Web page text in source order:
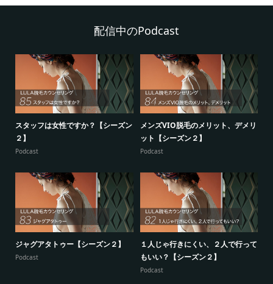
配信中のPodcast
スタッフは女性ですか？【シーズン
２】
Podcast
メンズVIO脱毛のメリット、デメリ
ット【シーズン２】
Podcast
ジャグアタトゥー【シーズン２】
Podcast
１人じゃ行きにくい、２人で行って
もいい？【シーズン２】
Podcast